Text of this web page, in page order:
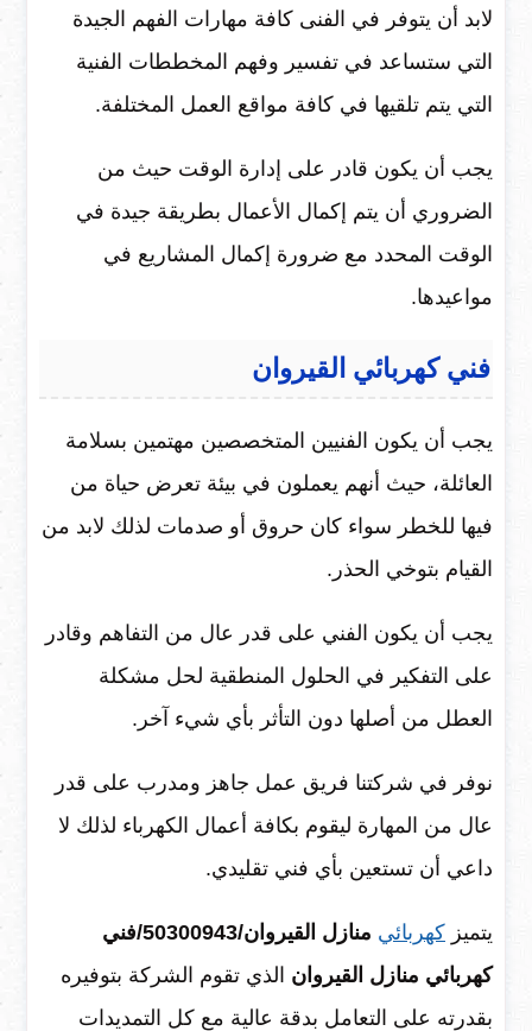
لابد أن يتوفر في الفنى كافة مهارات الفهم الجيدة
التي ستساعد في تفسير وفهم المخططات الفنية
التي يتم تلقيها في كافة مواقع العمل المختلفة.
يجب أن يكون قادر على إدارة الوقت حيث من
الضروري أن يتم إكمال الأعمال بطريقة جيدة في
الوقت المحدد مع ضرورة إكمال المشاريع في
مواعيدها.
فني كهربائي القيروان
يجب أن يكون الفنيين المتخصصين مهتمين بسلامة
العائلة، حيث أنهم يعملون في بيئة تعرض حياة من
فيها للخطر سواء كان حروق أو صدمات لذلك لابد من
القيام بتوخي الحذر.
يجب أن يكون الفني على قدر عال من التفاهم وقادر
على التفكير في الحلول المنطقية لحل مشكلة
العطل من أصلها دون التأثر بأي شيء آخر.
نوفر في شركتنا فريق عمل جاهز ومدرب على قدر
عال من المهارة ليقوم بكافة أعمال الكهرباء لذلك لا
داعي أن تستعين بأي فني تقليدي.
يتميز كهربائي
منازل القيروان/50300943/فني
كهربائي منازل القيروان الذي تقوم الشركة بتوفيره
بقدرته على التعامل بدقة عالية مع كل التمديدات